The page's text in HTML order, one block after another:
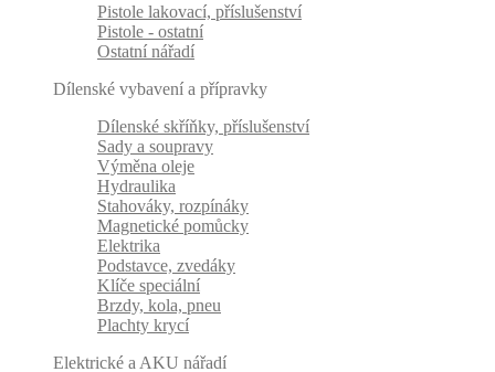
Pistole lakovací, příslušenství
Pistole - ostatní
Ostatní nářadí
Dílenské vybavení a přípravky
Dílenské skříňky, příslušenství
Sady a soupravy
Výměna oleje
Hydraulika
Stahováky, rozpínáky
Magnetické pomůcky
Elektrika
Podstavce, zvedáky
Klíče speciální
Brzdy, kola, pneu
Plachty krycí
Elektrické a AKU nářadí